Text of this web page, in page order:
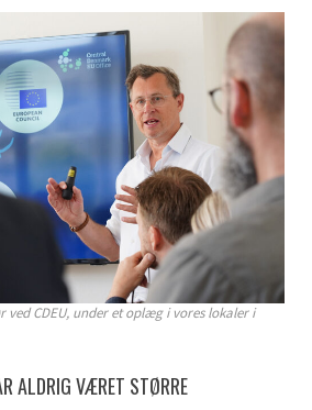
ved CDEU, under et oplæg i vores lokaler i
ALDRIG VÆRET STØRRE